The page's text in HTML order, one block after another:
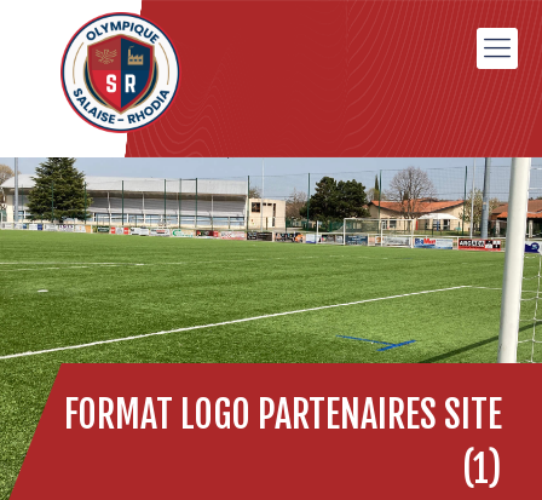
FORMAT LOGO PARTENAIRES SITE
(1)